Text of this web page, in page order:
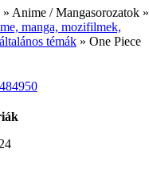
» Anime / Mangasorozatok »
manga, mozifilmek,
témák » One Piece
484950